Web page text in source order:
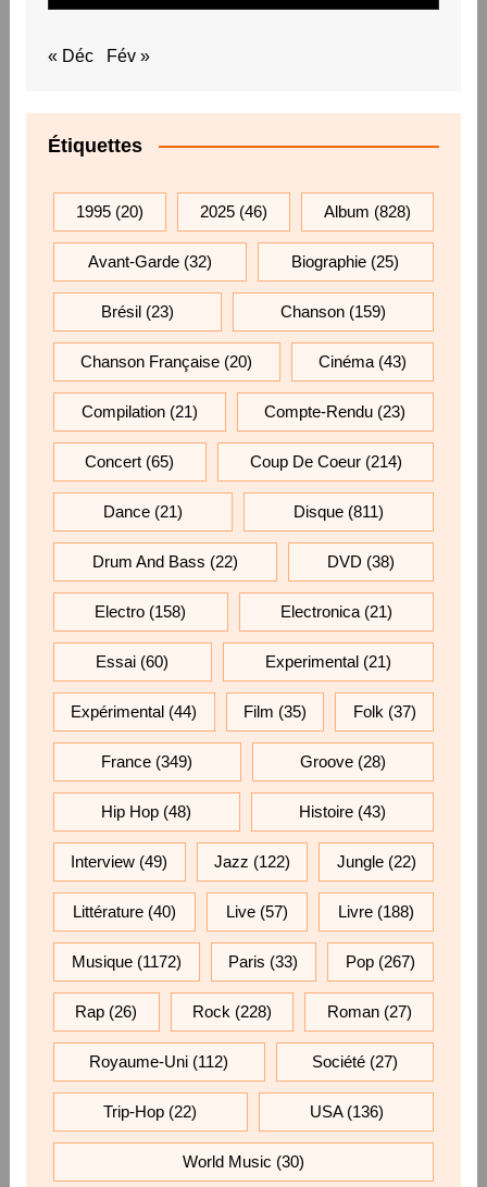
« Déc Fév »
Étiquettes
1995(20) 2025 (46) Album (828)
Avant-Garde(32) Biographie (25)
Brésil(23) Chanson (159)
Chanson Française (20) Cinéma(43)
Compilation(21) Compte-Rendu (23)
Concert (65) Coup De Coeur(214)
Dance(21) Disque (811)
Drum And Bass (22) DVD (38)
Electro (158) Electronica(21)
Essai (60) Experimental(21)
Expérimental (44) Film (35) Folk (37)
France (349) Groove(28)
Hip Hop (48) Histoire(43)
Interview (49) Jazz (122) Jungle(22)
Littérature(40) Live (57) Livre (188)
Musique(1172) Paris (33) Pop (267)
Rap (26) Rock (228) Roman(27)
Royaume-Uni (112) Société(27)
Trip-Hop (22) USA(136)
World Music (30)